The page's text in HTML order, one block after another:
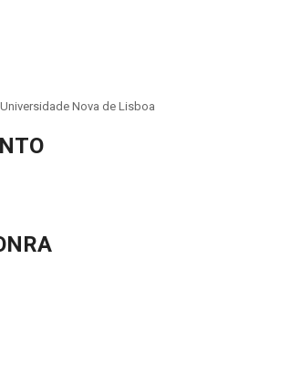
Nova de Lisboa